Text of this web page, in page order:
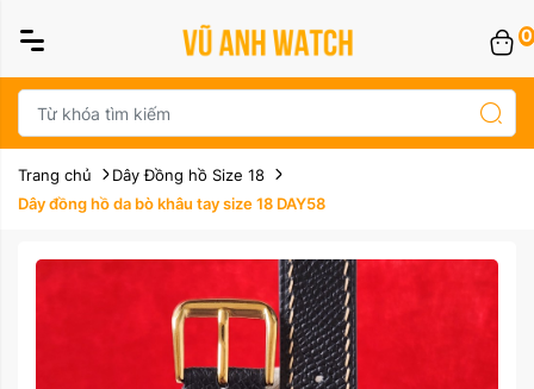
0
Trang chủ
Dây Đồng hồ Size 18
Dây đồng hồ da bò khâu tay size 18 DAY58